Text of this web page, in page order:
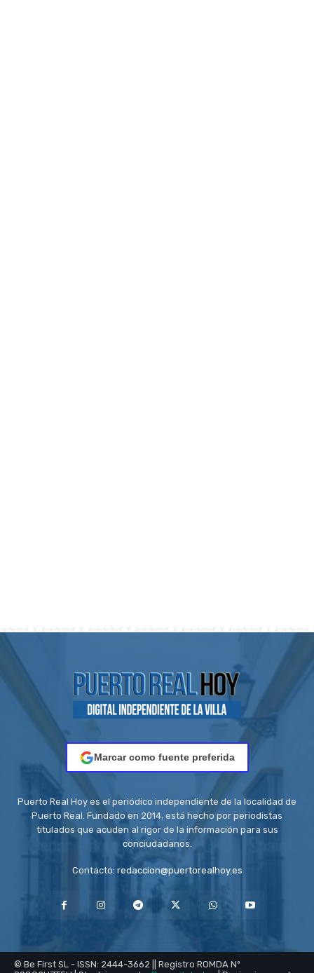
Marcar como fuente preferida
Puerto Real Hoy es el periódico independiente de la localidad de
Puerto Real. Fundado en 2014, está hecho por periodistas
titulados que acuden al rigor de la información para sus
conciudadanos.
Contacto: redaccion@puertorealhoy.es
© Be First SL - ISSN: 2444-3662 || Registro ROMDA Nº